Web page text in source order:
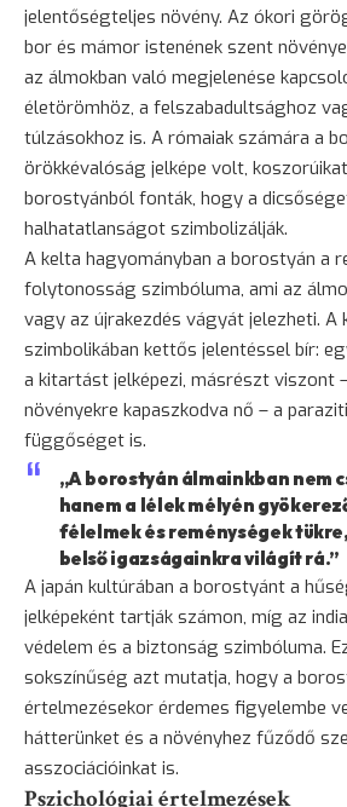
jelentőségteljes növény. Az ókori
bor és mámor istenének szent
az álmokban való megjelenése
életörömhöz, a felszabadultsághoz
túlzásokhoz is. A rómaiak számára a
örökkévalóság jelképe volt,
borostyánból fonták, hogy a
halhatatlanságot szimbolizálják.
A kelta hagyományban a borostyán a
folytonosság szimbóluma, ami az
vagy az újrakezdés vágyát jelezheti. A
szimbolikában kettős jelentéssel bír:
a kitartást jelképezi, másrészt viszont
növényekre kapaszkodva nő – a
függőséget is.
„A borostyán álmainkban nem
hanem a lélek mélyén
félelmek és reménységek
belső igazságainkra világít rá.”
A japán kultúrában a borostyánt a
jelképeként tartják számon, míg az
védelem és a biztonság szimbóluma.
sokszínűség azt mutatja, hogy a
értelmezésekor érdemes figyelembe
hátterünket és a növényhez fűződő
asszociációinkat is.
Pszichológiai értelmezések